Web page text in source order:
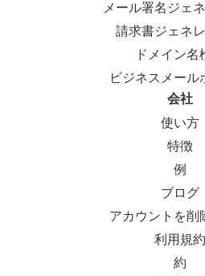
メール署名ジェ
請求書ジェネ
ドメイン名
ビジネスメール
会社
使い方
特徴
例
ブログ
アカウントを削
利用規約
約